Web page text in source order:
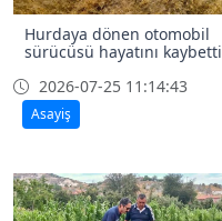
Hurdaya dönen otomobil
sürücüsü hayatını kaybetti
2026-07-25 11:14:43
Asayiş